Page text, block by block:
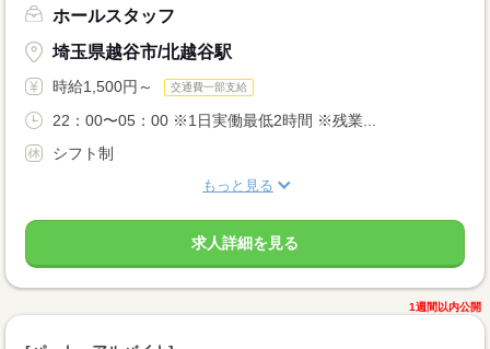
ホールスタッフ
埼玉県越谷市/北越谷駅
時給1,500円～ 交通費一部支給
22：00〜05：00 ※1日実働最低2時間 ※残業...
シフト制
もっと見る
求人詳細を見る
1週間以内公開